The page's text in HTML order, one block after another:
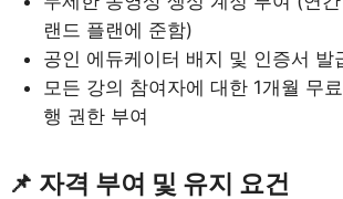
랜드 플랜에 준함)
공인 에듀케이터 배지 및 인증서 발
모든 강의 참여자에 대한 1개월 무
행 권한 부여
📌 자격 부여 및 유지 요건